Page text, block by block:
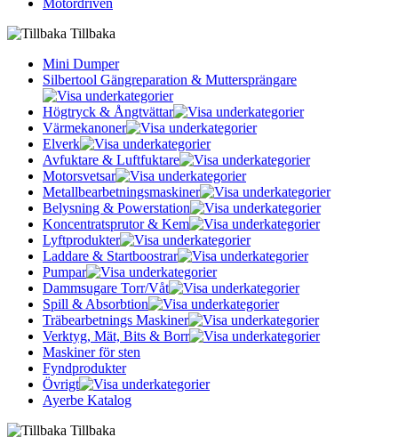
Motordriven
Tillbaka
Mini Dumper
Silbertool Gängreparation & Muttersprängare
Högtryck & Ångtvättar
Värmekanoner
Elverk
Avfuktare & Luftfuktare
Motorsvetsar
Metallbearbetningsmaskiner
Belysning & Powerstation
Koncentratsprutor & Kem
Lyftprodukter
Laddare & Startboostrar
Pumpar
Dammsugare Torr/Våt
Spill & Absorbtion
Träbearbetnings Maskiner
Verktyg, Mät, Bits & Borr
Maskiner för sten
Fyndprodukter
Övrigt
Ayerbe Katalog
Tillbaka